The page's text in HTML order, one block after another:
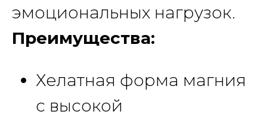
эмоциональных нагрузок.
Преимущества:
Хелатная форма магния
с высокой